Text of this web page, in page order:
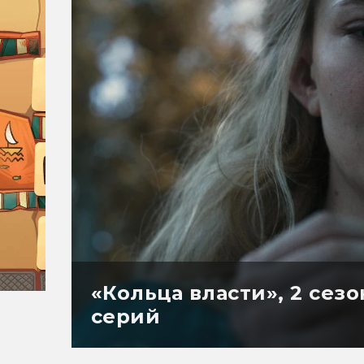
«Кольца власти», 2
серий